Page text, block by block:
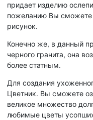
придает изделию
пожеланию Вы сможете
рисунок.
Конечно же, в данный
черного гранита, она
более статным.
Для создания
Цветник. Вы сможете
великое множество
любимые цветы